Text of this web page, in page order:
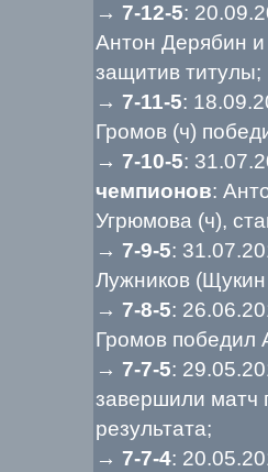
→ 7-12-5:
Антон Дерябин
защитив титулы;
→ 7-11-5:
Громов (ч)
→ 7-10-5:
чемпионов:
Угрюмова (ч),
→ 7-9-5:
Лужников (Щукин
→ 7-8-5:
Громов победил
→ 7-7-5:
завершили матч
результата;
→ 7-7-4: